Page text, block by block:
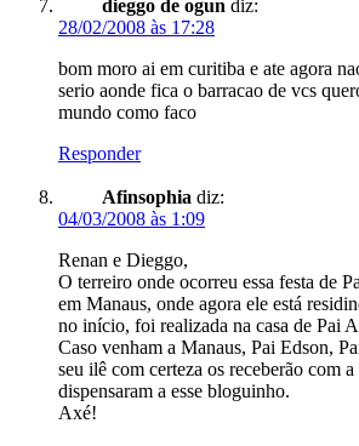
dieggo de ogun diz:
28/02/2008 às 17:28
bom moro ai em curitiba e ate agora
serio aonde fica o barracao de vcs
mundo como faco
Responder
Afinsophia diz:
04/03/2008 às 1:09
Renan e Dieggo,
O terreiro onde ocorreu essa festa de
em Manaus, onde agora ele está
no início, foi realizada na casa de Pai
Caso venham a Manaus, Pai Edson,
seu ilê com certeza os receberão com
dispensaram a esse bloguinho.
Axé!